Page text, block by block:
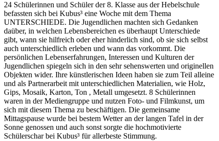
24 Schülerinnen und Schüler der 8. Klasse aus der Hebelschule
befassten sich bei Kubus³ eine Woche mit dem Thema
UNTERSCHIEDE. Die Jugendlichen machten sich Gedanken
daüber, in welchen Lebensbereichen es überhaupt Unterschiede
gibt, wann sie hilfreich oder eher hinderlich sind, ob sie sich selbst
auch unterschiedlich erleben und wann das vorkommt. Die
persönlichen Lebenserfahrungen, Interessen und Kulturen der
Jugendlichen spiegeln sich in den sehr sehenswerten und originellen
Objekten wider. Ihre künstlerischen Ideen haben sie zum Teil alleine
und als Partnerarbeit mit unterschiedlichen Materialien, wie Holz,
Gips, Mosaik, Karton, Ton , Metall umgesetzt. 8 Schülerinnen
waren in der Mediengruppe und nutzen Foto- und Filmkunst, um
sich mit diesem Thema zu beschäftigen. Die gemeinsame
Mittagspause wurde bei bestem Wetter an der langen Tafel in der
Sonne genossen und auch sonst sorgte die hochmotivierte
Schülerschar bei Kubus³ für allerbeste Stimmung.